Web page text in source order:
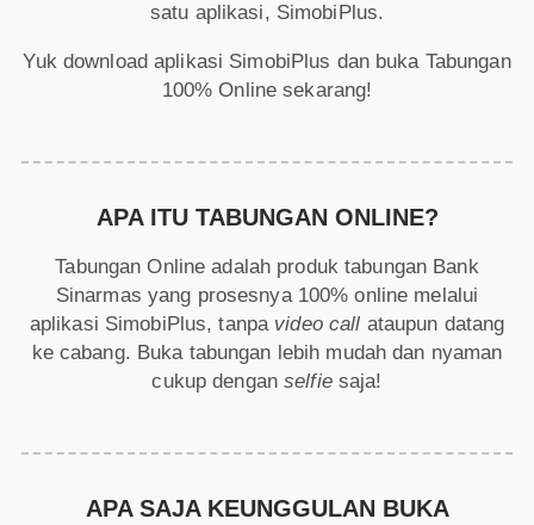
satu aplikasi, SimobiPlus.
Yuk download aplikasi SimobiPlus dan buka Tabungan
100% Online sekarang!
APA ITU TABUNGAN ONLINE?
Tabungan Online adalah produk tabungan Bank
Sinarmas yang prosesnya 100% online melalui
aplikasi SimobiPlus, tanpa video call ataupun datang
ke cabang. Buka tabungan lebih mudah dan nyaman
cukup denganselfiesaja!
APA SAJA KEUNGGULAN BUKA